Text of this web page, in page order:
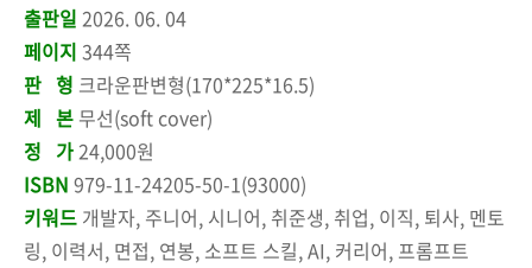
출판일 2026. 06. 04
페이지 344쪽
판 형 크라운판변형(170*225*16.5)
제 본 무선(soft cover)
정 가24,000원
ISBN 979-11-24205-50-1(93000)
키워드 개발자, 주니어, 시니어, 취준생, 취업, 이직, 퇴사, 멘토
링, 이력서, 면접, 연봉, 소프트 스킬, AI, 커리어, 프롬프트